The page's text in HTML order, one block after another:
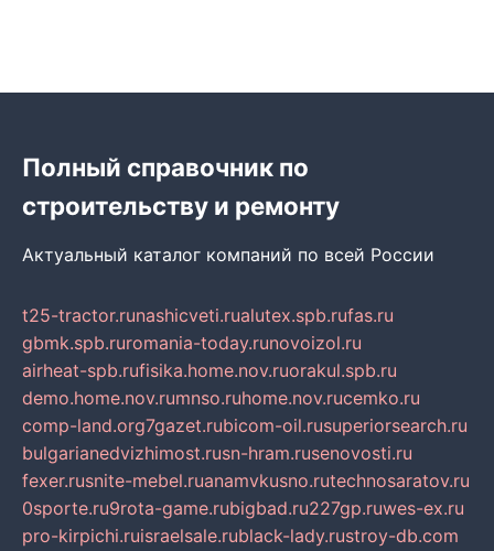
Полный справочник по
строительству и ремонту
Актуальный каталог компаний по всей России
t25-tractor.runashicveti.rualutex.spb.rufas.ru
gbmk.spb.ruromania-today.runovoizol.ru
airheat-spb.rufisika.home.nov.ruorakul.spb.ru
demo.home.nov.rumnso.ruhome.nov.rucemko.ru
comp-land.org7gazet.rubicom-oil.rusuperiorsearch.ru
bulgarianedvizhimost.rusn-hram.rusenovosti.ru
fexer.rusnite-mebel.ruanamvkusno.rutechnosaratov.ru
0sporte.ru9rota-game.rubigbad.ru227gp.ruwes-ex.ru
pro-kirpichi.ruisraelsale.rublack-lady.rustroy-db.com